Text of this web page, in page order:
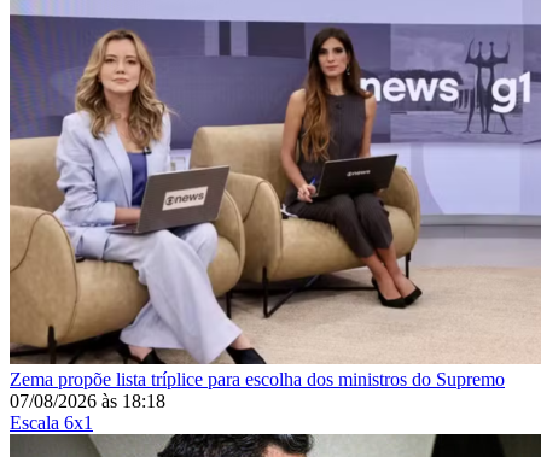
Zema propõe lista tríplice para escolha dos ministros do Supremo
07/08/2026 às 18:18
Escala 6x1